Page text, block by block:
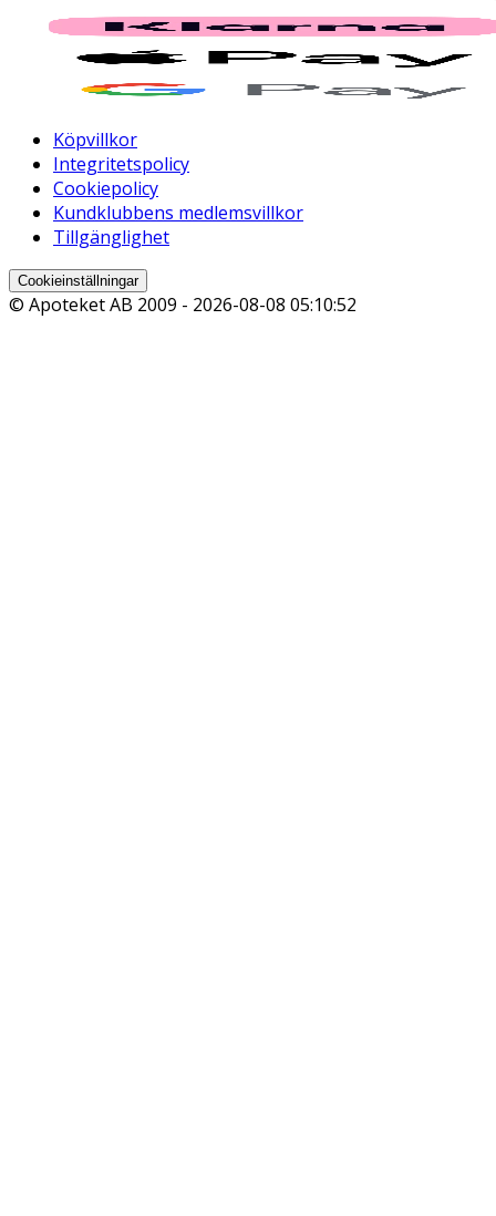
Köpvillkor
Integritetspolicy
Cookiepolicy
Kundklubbens medlemsvillkor
Tillgänglighet
Cookieinställningar
© Apoteket AB 2009 - 2026-08-08 05:10:52